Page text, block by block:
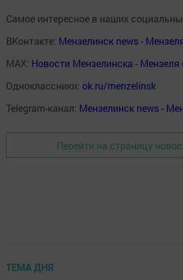
Самое интересное в наших
ВКонтакте: Мензелинск news -
MAX: Новости Мензелинска - Мензеля
Одноклассники: ok.ru/menzelinsk
Telegram-канал: Мензелинск news -
Перейти на страницу
ТЕМА ДНЯ